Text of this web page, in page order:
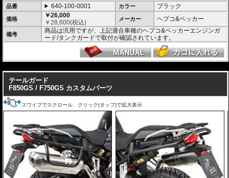
品番 640-100-0001 カラー ブラック
価格
￥26,000
￥28,600(税込) メーカー ヘプコ&ベッカー
備考
商品は汎用ですが、上記適合車種のヘプコ&ベッカーエンジンガ
ード/タンクガードで取付が確認されています。
テールガード
F850GS / F750GS カスタムパーツ
スワイプでスクロール、クリック(タップ)で拡大表示